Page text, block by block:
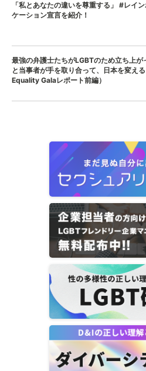
「私とあなたの違いを尊重する」 #レイ
ケーション宣言を紹介！
最強の弁護士たちがLGBTのため立ち上が
と当事者が手を取り合って、日本を変え
Equality Galaレポート前編）